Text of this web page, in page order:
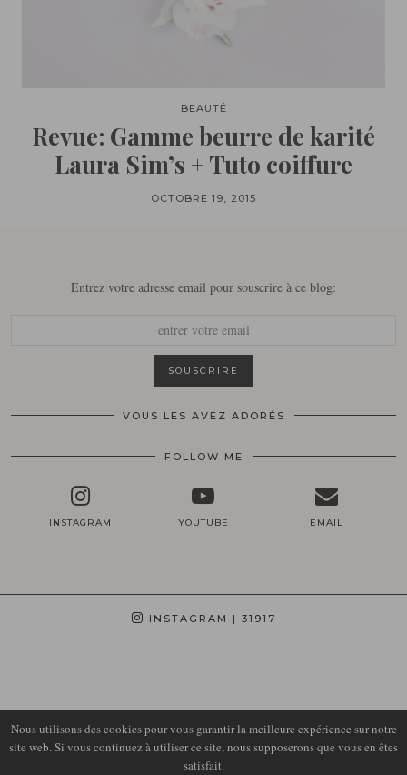
BEAUTÉ
Revue: Gamme beurre de karité
Laura Sim’s + Tuto coiffure
OCTOBRE 19, 2015
Entrez votre adresse email pour souscrire à ce blog:
VOUS LES AVEZ ADORÉS
FOLLOW ME
INSTAGRAM YOUTUBE EMAIL
INSTAGRAM | 31917
LIRONS D'ELLE
Nous utilisons des cookies pour vous garantir la meilleure expérience sur notre
site web. Si vous continuez à utiliser ce site, nous supposerons que vous en êtes
satisfait.